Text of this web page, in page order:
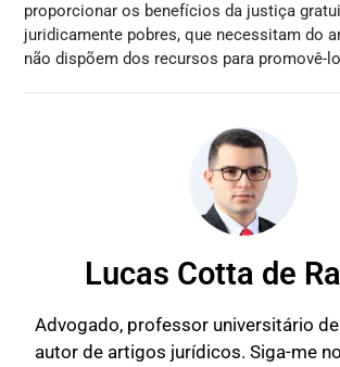
proporcionar os benefícios da justiça
juridicamente pobres, que necessitam do
não dispõem dos recursos para promovê-
Lucas Cotta de
Advogado, professor universitário
autor de artigos jurídicos. Siga-me no